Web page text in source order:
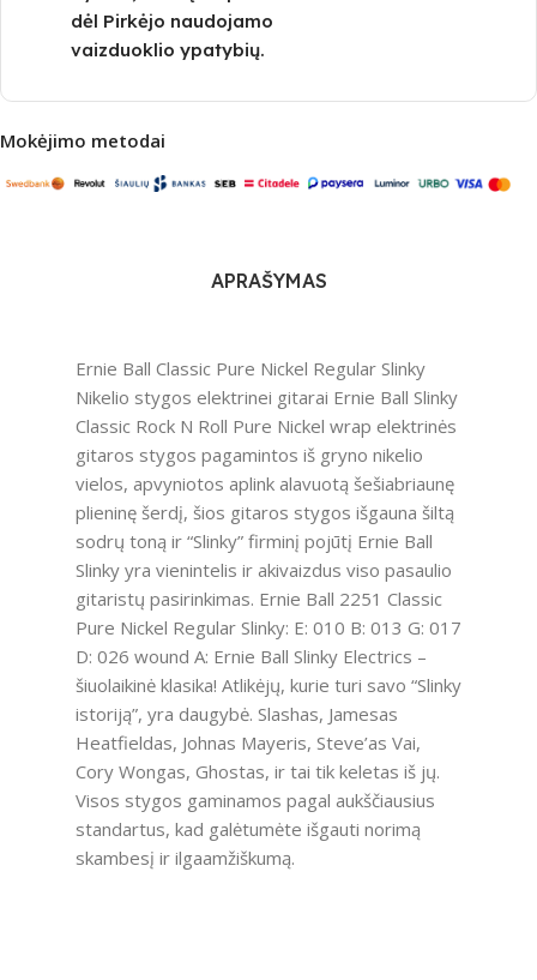
dėl Pirkėjo naudojamo
vaizduoklio ypatybių.
Mokėjimo metodai
APRAŠYMAS
Ernie Ball Classic Pure Nickel Regular Slinky
Nikelio stygos elektrinei gitarai Ernie Ball Slinky
Classic Rock N Roll Pure Nickel wrap elektrinės
gitaros stygos pagamintos iš gryno nikelio
vielos, apvyniotos aplink alavuotą šešiabriaunę
plieninę šerdį, šios gitaros stygos išgauna šiltą
sodrų toną ir “Slinky” firminį pojūtį Ernie Ball
Slinky yra vienintelis ir akivaizdus viso pasaulio
gitaristų pasirinkimas. Ernie Ball 2251 Classic
Pure Nickel Regular Slinky: E: 010 B: 013 G: 017
D: 026 wound A: Ernie Ball Slinky Electrics –
šiuolaikinė klasika! Atlikėjų, kurie turi savo “Slinky
istoriją”, yra daugybė. Slashas, Jamesas
Heatfieldas, Johnas Mayeris, Steve’as Vai,
Cory Wongas, Ghostas, ir tai tik keletas iš jų.
Visos stygos gaminamos pagal aukščiausius
standartus, kad galėtumėte išgauti norimą
skambesį ir ilgaamžiškumą.